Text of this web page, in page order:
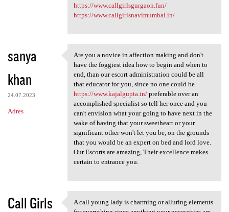
https://www.callgirlsgurgaon.fun/
https://www.callgirlsnavimumbai.in/
sanya
khan
24.07.2023
Adres
Are you a novice in affection
Are you a novice in affection making and don't
have the foggiest idea how to begin and when to
end, than our escort administration could be all
that educator for you, since no one could be
https://www.kajalgupta.in/preferable over an
accomplished specialist so tell her once and you
can't envision what your going to have next in the
wake of having that your sweetheart or your
significant other won't let you be, on the grounds
that you would be an expert on bed and lord love.
Our Escorts are amazing, Their excellence makes
certain to entrance you.
Call Girls
A call young lady is charming or alluring elements